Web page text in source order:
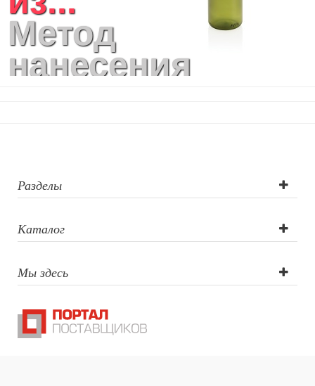
Метод
нанесения
тампопечать,
круговая УФ-
печать
Разделы
Каталог
Мы здесь